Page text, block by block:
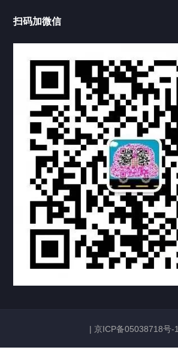
热门标签 TAG
机构链接
联系方式 关于我们
下载与支持
资料下载 视频中心
常见问题
购买流程 版权条款
扫码加微信
| 京ICP备05038718号-1